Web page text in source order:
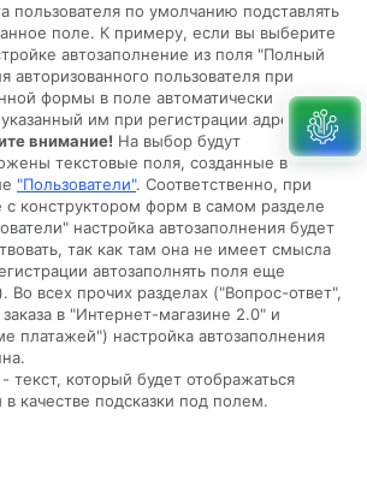
пользователя по умолчанию подставлять
поле. К примеру, если вы выберите
автозаполнение из поля "Полный
авторизованного пользователя при
формы в поле автоматически
указанный им при регистрации адрес.
внимание! На выбор будут
текстовые поля, созданные в
"Пользователи". Соответственно, при
с конструктором форм в самом разделе
настройка автозаполнения будет
так как там она не имеет смысла
автозаполнять поля еще
Во всех прочих разделах ("Вопрос-ответ",
в "Интернет-магазине 2.0" и
платажей") настройка автозаполнения
текст, который будет отображаться
в качестве подсказки под полем.